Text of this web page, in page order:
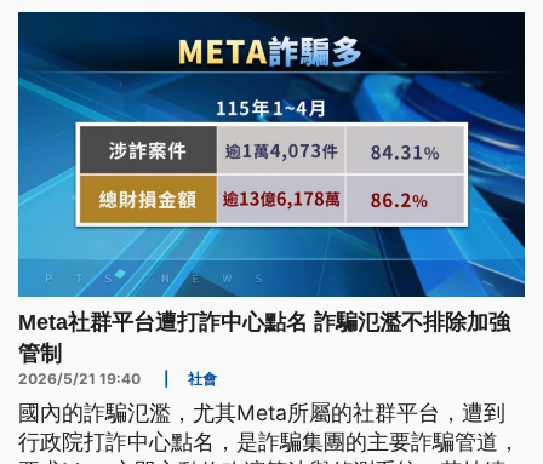
民主自由。
Meta社群平台遭打詐中心點名 詐騙氾濫不排除加強
管制
2026/5/21 19:40 社會
國內的詐騙氾濫，尤其Meta所屬的社群平台，遭到
行政院打詐中心點名，是詐騙集團的主要詐騙管道，